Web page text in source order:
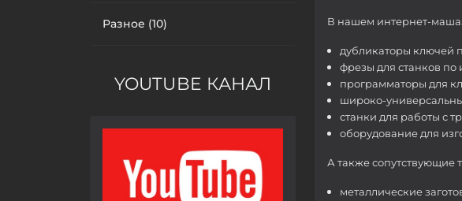
Разное (10)
YOUTUBE КАНАЛ
В нашем интернет-
дубликаторы ключей
фрезы для станков по
программаторы для
широко-
станки для работы с
оборудование для
А также сопутствующие
металлические